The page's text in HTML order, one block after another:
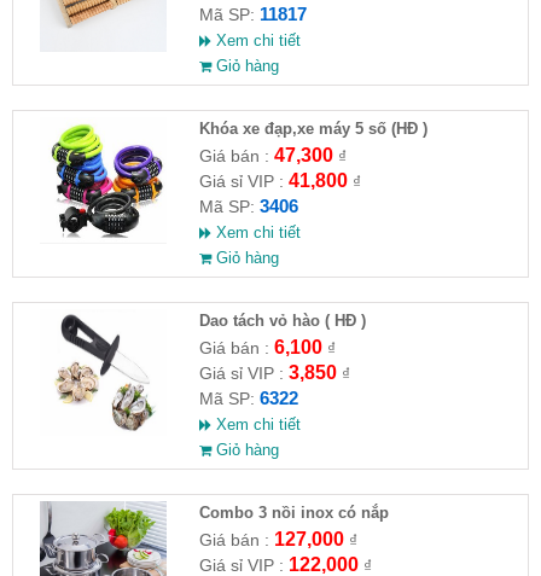
Mã SP: 11817
Xem chi tiết
Giỏ hàng
Khóa xe đạp,xe máy 5 số (HĐ )
Giá bán : 47,300₫
Giá sỉ VIP : 41,800₫
Mã SP: 3406
Xem chi tiết
Giỏ hàng
Dao tách vỏ hào ( HĐ )
Giá bán : 6,100₫
Giá sỉ VIP : 3,850₫
Mã SP: 6322
Xem chi tiết
Giỏ hàng
Combo 3 nồi inox có nắp
Giá bán : 127,000₫
Giá sỉ VIP : 122,000₫